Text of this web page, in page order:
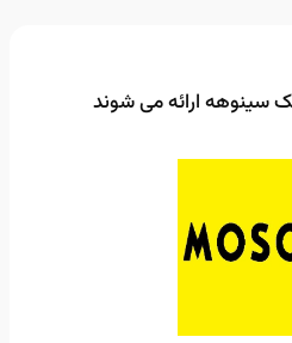
سینوهه ارائه می شوند